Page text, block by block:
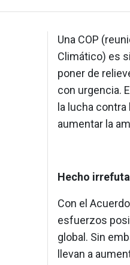
Una COP
Climático) es
poner de
con urgencia.
la lucha
aumentar la
Hecho
Con el
esfuerzos
global. Sin
llevan a